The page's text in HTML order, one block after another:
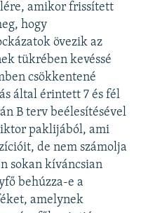
amikor frissített
hogy
övezik az
tükrében kevéssé
csökkentené
által érintett 7 és fél
B terv beélesítésével
paklijából, ami
de nem számolja
sokan kíváncsian
behúzza-e a
amelynek